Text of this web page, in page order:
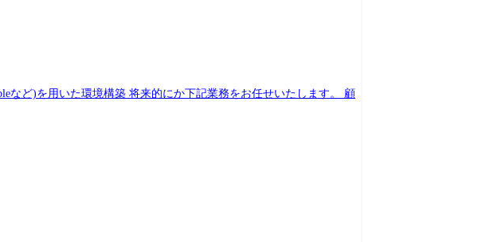
など)を用いた環境構築 将来的にか下記業務をお任せいたします。 顧